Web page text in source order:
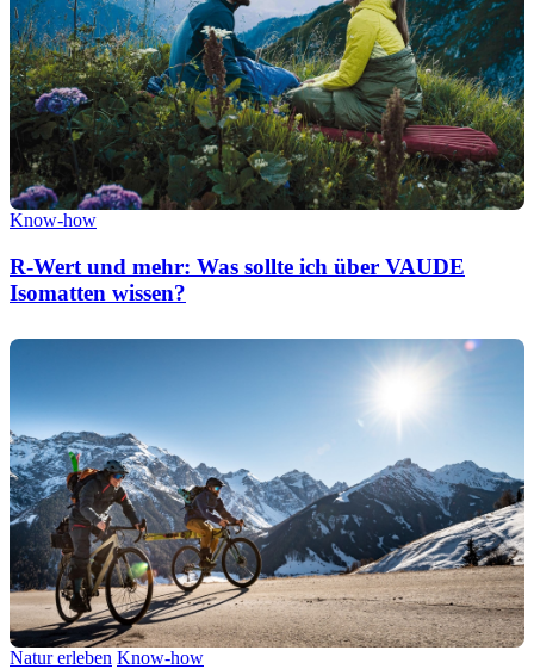
Know-how
R-Wert und mehr: Was sollte ich über VAUDE
Isomatten wissen?
Natur erleben Know-how